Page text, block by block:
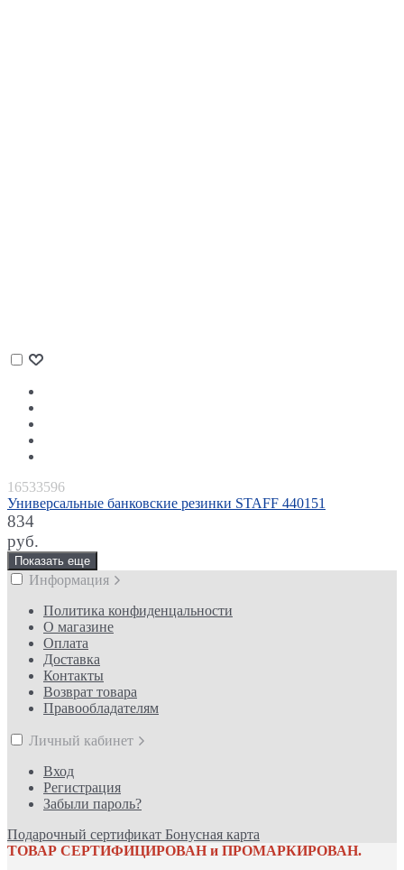
16533596
Универсальные банковские резинки STAFF 440151
834
руб.
Показать еще
Информация
Политика конфиденцальности
О магазине
Оплата
Доставка
Контакты
Возврат товара
Правообладателям
Личный кабинет
Вход
Регистрация
Забыли пароль?
Подарочный сертификат Бонусная карта
ТОВАР СЕРТИФИЦИРОВАН и ПРОМАРКИРОВАН.